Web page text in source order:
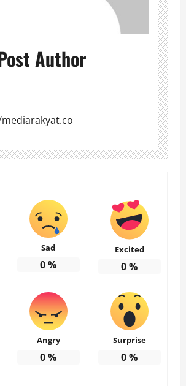
Author
Sad
0%
Excited
0%
Angry
0%
Surprise
0%